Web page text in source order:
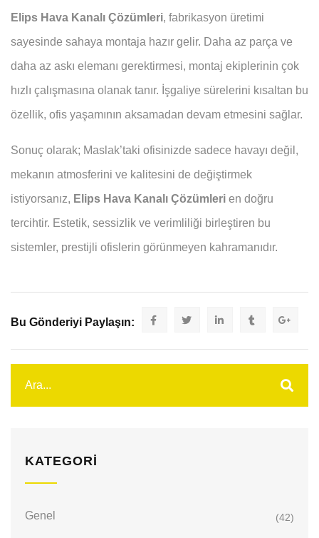
Elips Hava Kanalı Çözümleri, fabrikasyon üretimi
sayesinde sahaya montaja hazır gelir. Daha az parça ve
daha az askı elemanı gerektirmesi, montaj ekiplerinin çok
hızlı çalışmasına olanak tanır. İşgaliye sürelerini kısaltan bu
özellik, ofis yaşamının aksamadan devam etmesini sağlar.
Sonuç olarak; Maslak’taki ofisinizde sadece havayı değil,
mekanın atmosferini ve kalitesini de değiştirmek
istiyorsanız, Elips Hava Kanalı Çözümleri en doğru
tercihtir. Estetik, sessizlik ve verimliliği birleştiren bu
sistemler, prestijli ofislerin görünmeyen kahramanıdır.
Bu Gönderiyi Paylaşın:
KATEGORI
Genel (42)